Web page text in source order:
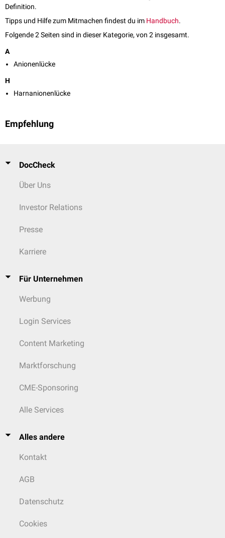
Definition.
Tipps und Hilfe zum Mitmachen findest du im Handbuch.
Folgende 2 Seiten sind in dieser Kategorie, von 2 insgesamt.
A
Anionenlücke
H
Harnanionenlücke
Empfehlung
DocCheck
Über Uns
Investor Relations
Presse
Karriere
Für Unternehmen
Werbung
Login Services
Content Marketing
Marktforschung
CME-Sponsoring
Alle Services
Alles andere
Kontakt
AGB
Datenschutz
Cookies